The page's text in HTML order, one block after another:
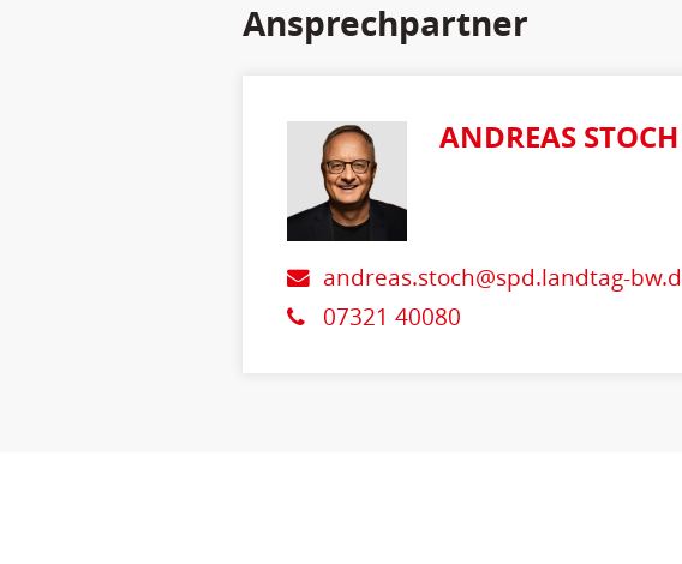
Ansprechpartner
ANDREAS STOCH
andreas.stoch@spd.landtag-
07321 40080